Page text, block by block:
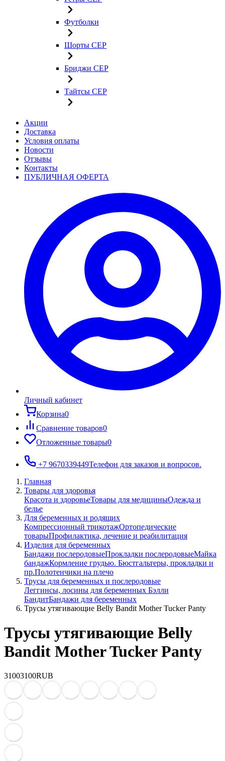
Футболки
Шорты CEP
Бриджи CEP
Тайтсы CEP
Акции
Доставка
Условия оплаты
Новости
Отзывы
Контакты
ПУБЛИЧНАЯ ОФЕРТА
Личный кабинет
Корзина0
Сравнение товаров0
Отложенные товары0
+7 9670339449Телефон для заказов и вопросов.
Главная
Товары для здоровья
Красота и здоровьеТовары для медициныОдежда и
белье
Для беременных и родящих
Компрессионный трикотажОртопедические
товарыПрофилактика, лечение и реабилитация
Изделия для беременных
Бандажи послеродовыеПрокладки послеродовыеМайка
бандажКормление грудью. Бюстгальтеры, прокладки и
пр.Полотенчики на плечо
Трусы для беременных и послеродовые
Леггинсы, лосины для беременных Бэлли
БандитБандажи для беременных
Трусы утягивающие Belly Bandit Mother Tucker Panty
Трусы утягивающие Belly
Bandit Mother Tucker Panty
31003100RUB